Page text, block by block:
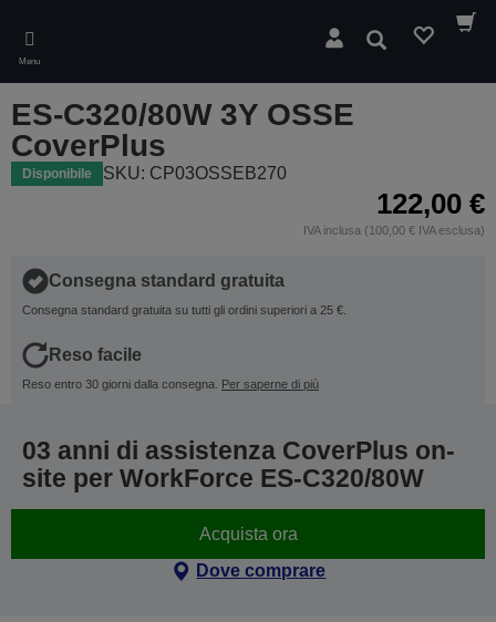
main
content
Menu
Cerca
ES-C320/80W 3Y OSSE
CoverPlus
Disponibile SKU: CP03OSSEB270
122,00 €
IVA inclusa (100,00 € IVA esclusa)
Consegna standard gratuita
Consegna standard gratuita su tutti gli ordini superiori a 25 €.
Reso facile
Reso entro 30 giorni dalla consegna. Per saperne di più
03 anni di assistenza CoverPlus on-
site per WorkForce ES-C320/80W
Acquista ora
Dove comprare